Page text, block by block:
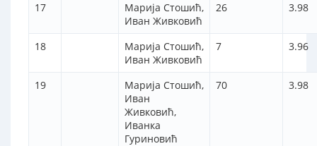
17
Марија Стошић,
Иван Живковић
26 3.98
18
Марија Стошић,
Иван Живковић
7 3.96
19
Марија Стошић,
Иван
Живковић,
Иванка
Гуриновић
70 3.98